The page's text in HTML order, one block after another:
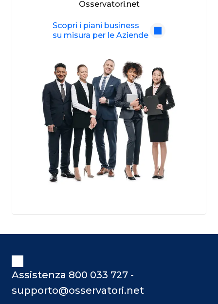
Osservatori.net
Scopri i piani business
su misura per le Aziende
Assistenza 800 033 727 -
supporto@osservatori.net